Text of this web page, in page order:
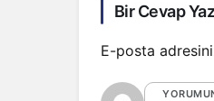
Bir Cevap Yaz
E-posta